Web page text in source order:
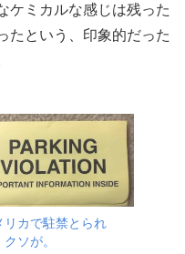
ケミカルな感じは残った
たという、印象的だった
リカで駐禁とられ
クソが。